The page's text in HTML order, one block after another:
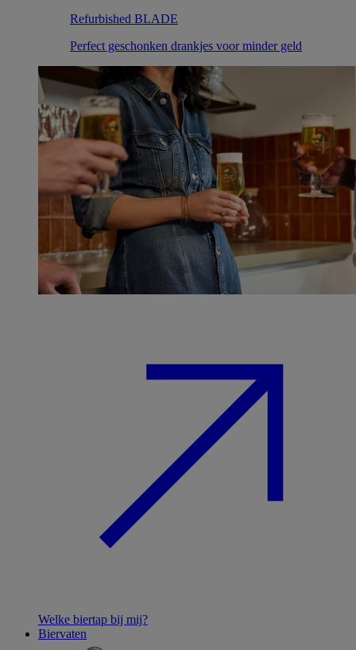
Refurbished BLADE
Perfect geschonken drankjes voor minder geld
Welke biertap bij mij?
Biervaten